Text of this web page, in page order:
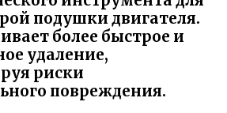
подушки двигателя.
более быстрое и
удаление,
риски
повреждения.